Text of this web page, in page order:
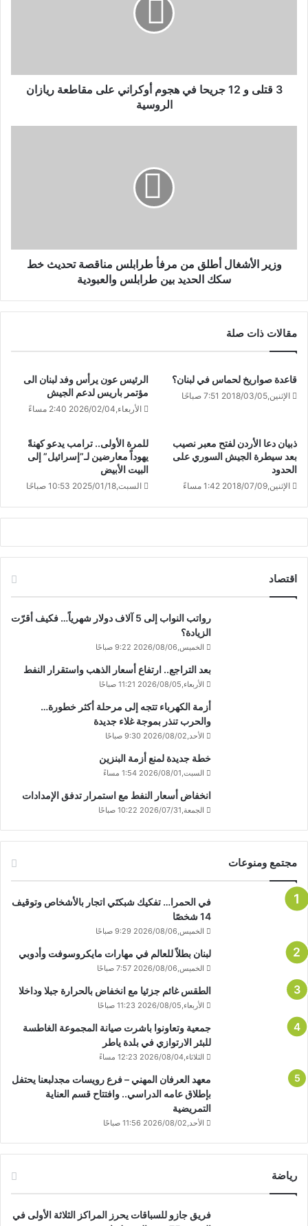
3 قتلى و 12 جريحا في هجوم أوكراني على مقاطعة ريازان
الروسية
وزير الأشغال أطلق من مرفأ طرابلس مناقصة تحديث خط
سكك الحديد بين طرابلس والعبودية
مقالات ذات صلة
قاعدة صواريخ لحماس في لبنان؟
الإثنين,2018/03/05 7:51 صباحًا
الرئيس عون يرأس وفد لبنان الى
مؤتمر باريس لدعم الجيش
الأربعاء,2026/02/04 2:40 مساءً
ذبيان دعا الأردن لفتح معبر نصيب
بعد سيطرة الجيش السوري على
الحدود
الإثنين,2018/07/09 1:42 مساءً
للمرة الأولى.. ترامب يدعو كهنةً
يهوداً معارضين لـ”إسرائيل” إلى
البيت الأبيض
السبت,2025/01/18 10:53 صباحًا
اقتصاد
رواتب النواب إلى 5 آلاف دولار شهرياً… فكيف أقرّت
الزيادة؟
الخميس,2026/08/06 9:22 صباحًا
بعد التراجع.. ارتفاع أسعار الذهب واستقرار النفط
الأربعاء,2026/08/05 11:21 صباحًا
أزمة الكهرباء تتجه إلى مرحلة أكثر خطورة…
والحرب تنذر بموجة غلاء جديدة
الأحد,2026/08/02 9:30 صباحًا
خطة جديدة لمنع أزمة البنزين
السبت,2026/08/01 1:54 مساءً
انخفاض أسعار النفط مع استمرار تدفق الإمدادات
الجمعة,2026/07/31 10:22 صباحًا
مجتمع ومنوعات
في الحمرا… تفكيك شبكتَي اتجار بالأشخاص وتوقيف
14 شخصًا
الخميس,2026/08/06 9:29 صباحًا
لبنان بطلاً للعالم في مهارات مايكروسوفت وأدوبي
الخميس,2026/08/06 7:57 صباحًا
الطقس غائم جزئيا مع انخفاض بالحرارة جبلا وداخلا
الأربعاء,2026/08/05 11:23 صباحًا
جمعية وتعاونوا باشرت صيانة المجموعة الغاطسة
للبئر الارتوازي في بلدة ياطر
الثلاثاء,2026/08/04 12:23 مساءً
معهد العرفان المهني – فرع رويسات مجدلبعنا يحتفل
بإطلاق عامه الدراسي.. وافتتاح قسم العناية
التمريضية
الأحد,2026/08/02 11:56 صباحًا
رياضة
فريق جازو للسباقات يحرز المراكز الثلاثة الأولى في